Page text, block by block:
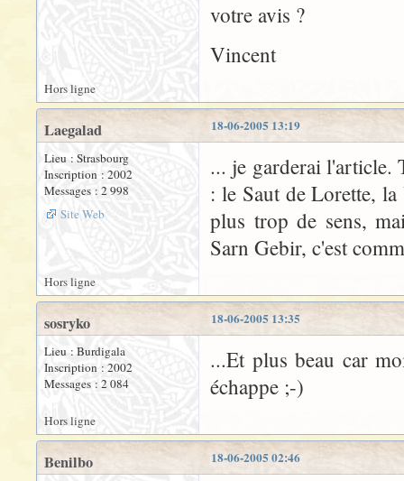
votre avis ?
Vincent
Hors ligne
18-06-2005 13:19
Laegalad
Lieu : Strasbourg
Inscription : 2002
Messages : 2 998
Site Web
... je garderai l'article.
: le Saut de Lorette,
plus trop de sens,
Sarn Gebir, c'est
Hors ligne
18-06-2005 13:35
sosryko
Lieu : Burdigala
Inscription : 2002
Messages : 2 084
...Et plus beau car
échappe ;-)
Hors ligne
18-06-2005 02:46
Benilbo